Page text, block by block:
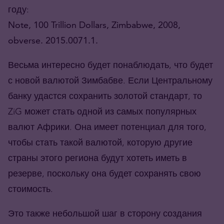
году:
Note, 100 Trillion Dollars, Zimbabwe, 2008,
obverse. 2015.0071.1.
Весьма интересно будет понаблюдать, что будет
с новой валютой Зимбабве. Если Центральному
банку удастся сохранить золотой стандарт, то
ZiG может стать одной из самых популярных
валют Африки. Она имеет потенциал для того,
чтобы стать такой валютой, которую другие
страны этого региона будут хотеть иметь в
резерве, поскольку она будет сохранять свою
стоимость.
Это также небольшой шаг в сторону создания